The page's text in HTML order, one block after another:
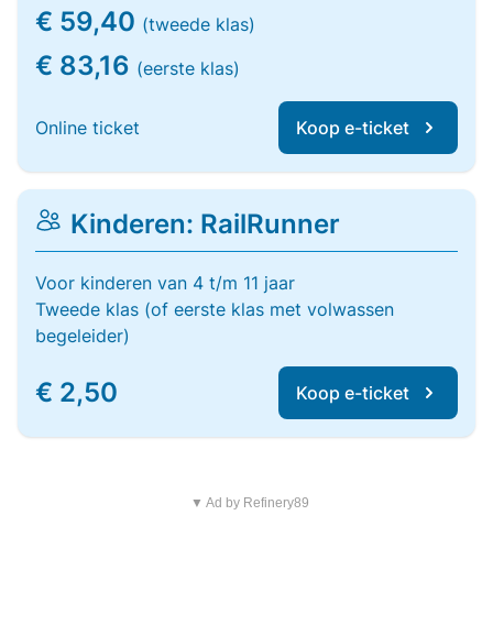
€ 59,40 (tweede klas)
€ 83,16 (eerste klas)
Online ticket Koop e-ticket
Kinderen: RailRunner
Voor kinderen van 4 t/m 11 jaar
Tweede klas (of eerste klas met volwassen
begeleider)
€ 2,50 Koop e-ticket
▼ Ad by Refinery89